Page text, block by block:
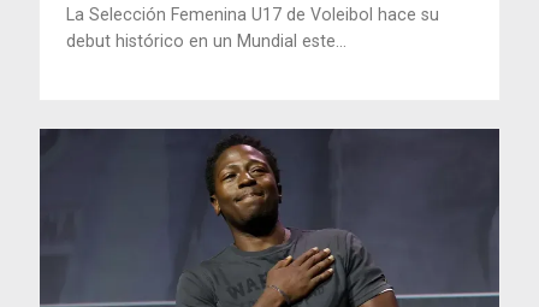
La Selección Femenina U17 de Voleibol hace su
debut histórico en un Mundial este...